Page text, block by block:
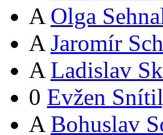
A Olga
A Jaromír
A Ladislav
0 Evžen
A Bohuslav